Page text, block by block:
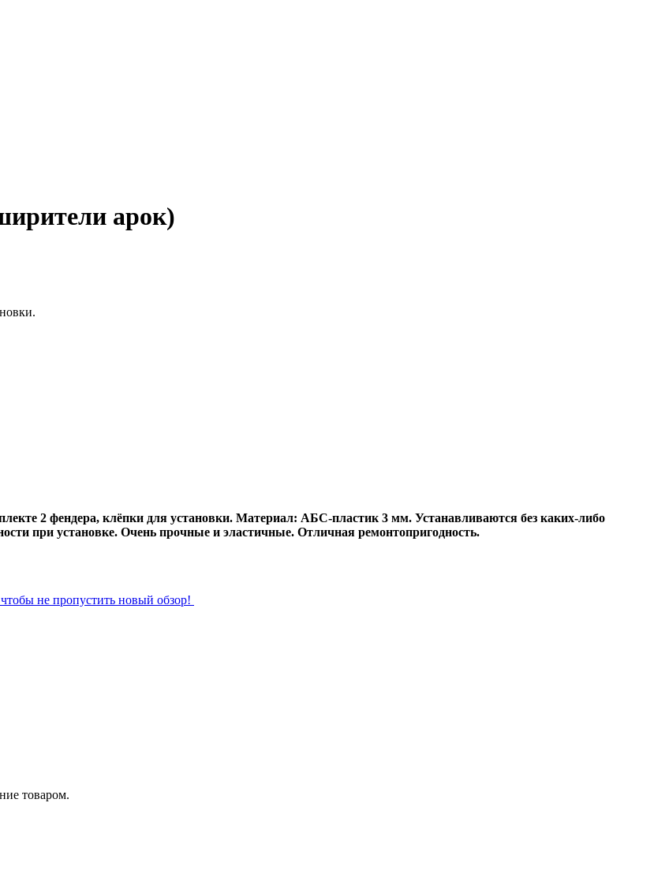
арок)
2 фендера, клёпки для установки. Материал: АБС-пластик 3 мм. Устанавливаются без каких-либо
при установке. Очень прочные и эластичные. Отличная ремонтопригодность.
не пропустить новый обзор!
товаром.